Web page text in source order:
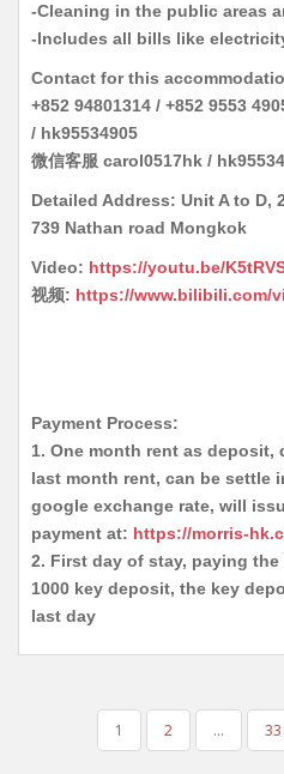
-Cleaning in the public areas
-Includes all bills like
Contact for this
+852 94801314 / +852 9553
/ hk95534905
微信客服 carol0517hk /
Detailed Address: Unit A to D,
739 Nathan road Mongkok
Video: https://youtu.be/
视频: https://www.bilibili.com/
Payment Process:
1. One month rent as
last month rent, can be settle
google exchange rate, will
payment at: https://morris-
2. First day of stay, paying
1000 key deposit, the key
last day
PAGINATION
1 2 … 33